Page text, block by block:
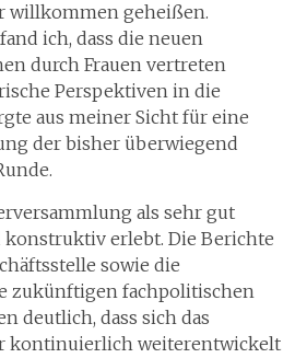
willkommen geheißen.
ich, dass die neuen
durch Frauen vertreten
Perspektiven in die
aus meiner Sicht für eine
der bisher überwiegend
als sehr gut
erlebt. Die Berichte
sowie die
zukünftigen fachpolitischen
deutlich, dass sich das
kontinuierlich weiterentwickelt